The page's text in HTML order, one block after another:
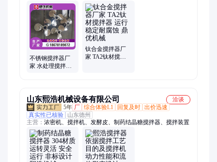
器、水处理搅拌器、矿砂搅拌器、不锈钢搅拌器、泥浆搅拌器、
搅拌罐、不锈钢反应釜、搪瓷反应釜
不锈钢搅拌器厂
家 水处理搅拌机
钛合金搅拌器厂
家 TA2钛材搅拌
山东熙浩机械设备有限公司
洽谈
5年 厂 综合体验L1 回复及时 出价迅速
真实性已核验
山东德州
主营： 浓密机、搅拌机、发酵皮、制药结晶糖搅拌器、搅拌装置